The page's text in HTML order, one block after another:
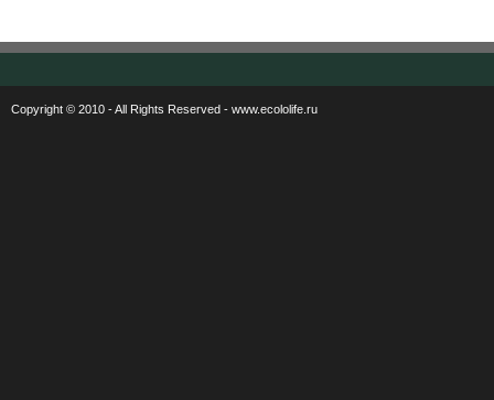
Copyright © 2010 - All Rights Reserved - www.ecololife.ru